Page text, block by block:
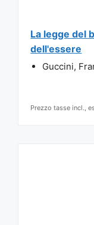
La legge del
dell'essere
Guccini,
Prezzo tasse incl.,